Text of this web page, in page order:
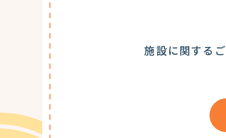
施設に関する